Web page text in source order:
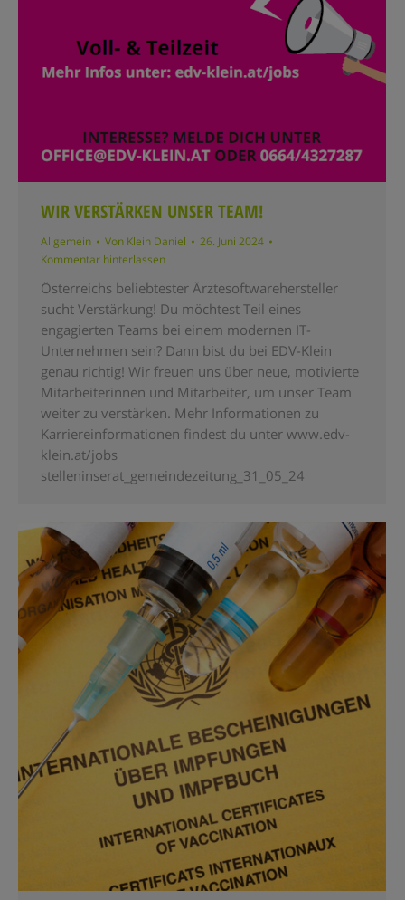
WIR VERSTÄRKEN UNSER TEAM!
Allgemein Von Klein Daniel
26. Juni 2024
Kommentar hinterlassen
Österreichs beliebtester Ärztesoftwarehersteller
sucht Verstärkung! Du möchtest Teil eines
engagierten Teams bei einem modernen IT-
Unternehmen sein? Dann bist du bei EDV-Klein
genau richtig! Wir freuen uns über neue, motivierte
Mitarbeiterinnen und Mitarbeiter, um unser Team
weiter zu verstärken. Mehr Informationen zu
Karriereinformationen findest du unter www.edv-
klein.at/jobs
stelleninserat_gemeindezeitung_31_05_24